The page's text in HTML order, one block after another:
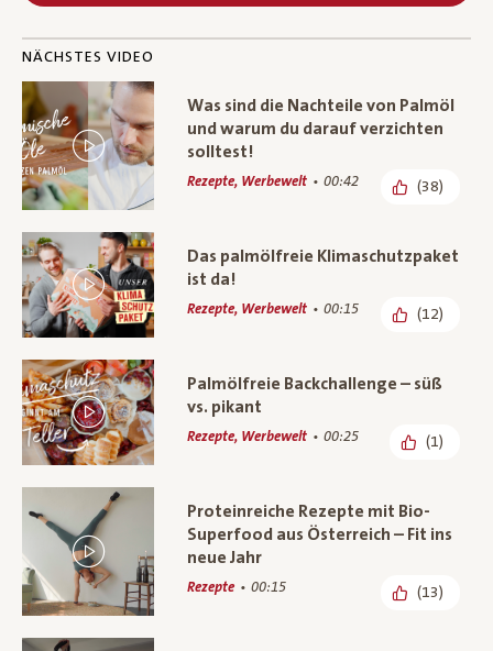
NÄCHSTES VIDEO
Was sind die Nachteile von Palmöl
und warum du darauf verzichten
solltest!
Rezepte, Werbewelt 00:42 (38)
Das palmölfreie Klimaschutzpaket
ist da!
Rezepte, Werbewelt 00:15 (12)
Palmölfreie Backchallenge – süß
vs. pikant
Rezepte, Werbewelt 00:25 (1)
Proteinreiche Rezepte mit Bio-
Superfood aus Österreich – Fit ins
neue Jahr
Rezepte 00:15 (13)